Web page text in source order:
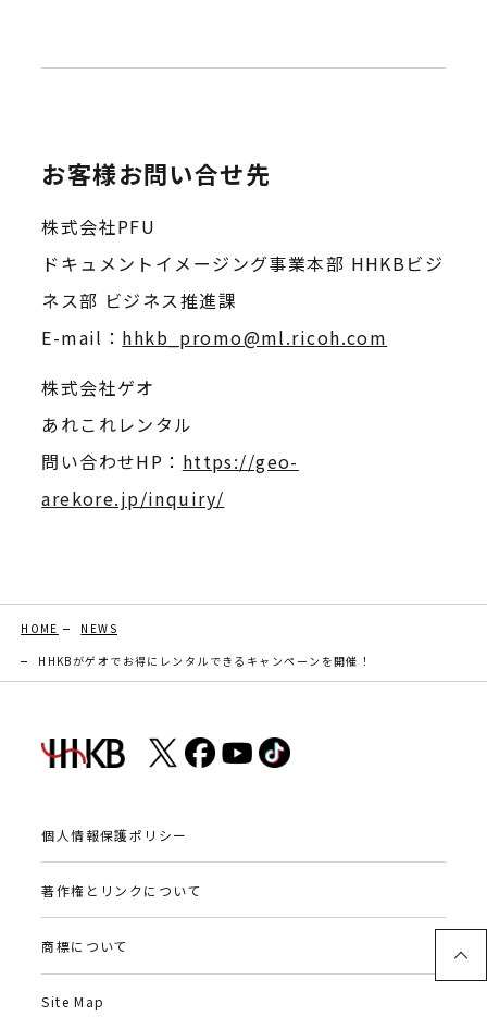
お客様お問い合せ先
株式会社PFU
ドキュメントイメージング事業本部 HHKBビジ
ネス部 ビジネス推進課
E-mail： hhkb_promo@ml.ricoh.com
株式会社ゲオ
あれこれレンタル
問い合わせHP： https://geo-
arekore.jp/inquiry/
HOME
NEWS
HHKBがゲオでお得にレンタルできるキャンペーンを開催！
個人情報保護ポリシー
著作権とリンクについて
商標について
Site Map